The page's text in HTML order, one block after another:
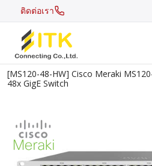
ติดต่อเรา
Hot Search
[MS120-48-HW] Cisco Meraki
48x GigE Switch